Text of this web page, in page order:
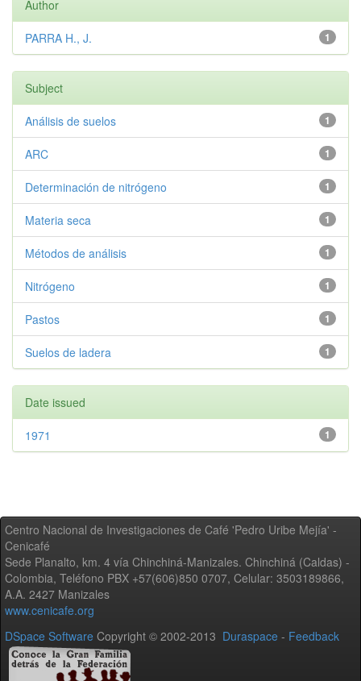
Author
1
PARRA H., J.
Subject
1
Análisis de suelos
1
ARC
1
Determinación de nitrógeno
1
Materia seca
1
Métodos de análisis
1
Nitrógeno
1
Pastos
1
Suelos de ladera
Date issued
1
1971
Centro Nacional de Investigaciones de Café 'Pedro Uribe Mejía' -
Cenicafé
Sede Planalto, km. 4 vía Chinchiná-Manizales. Chinchiná (Caldas) -
Colombia, Teléfono PBX +57(606)850 0707, Celular: 3503189866,
A.A. 2427 Manizales
www.cenicafe.org
DSpace Software Copyright © 2002-2013 Duraspace - Feedback